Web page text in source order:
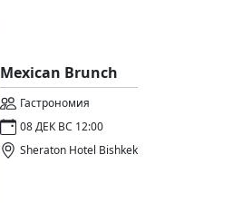
Mexican Brunch
Гастрономия
08 ДЕК ВС 12:00
Sheraton Hotel Bishkek